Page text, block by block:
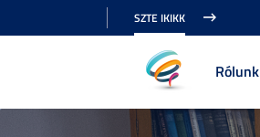
SZTE IKIKK
Rólunk